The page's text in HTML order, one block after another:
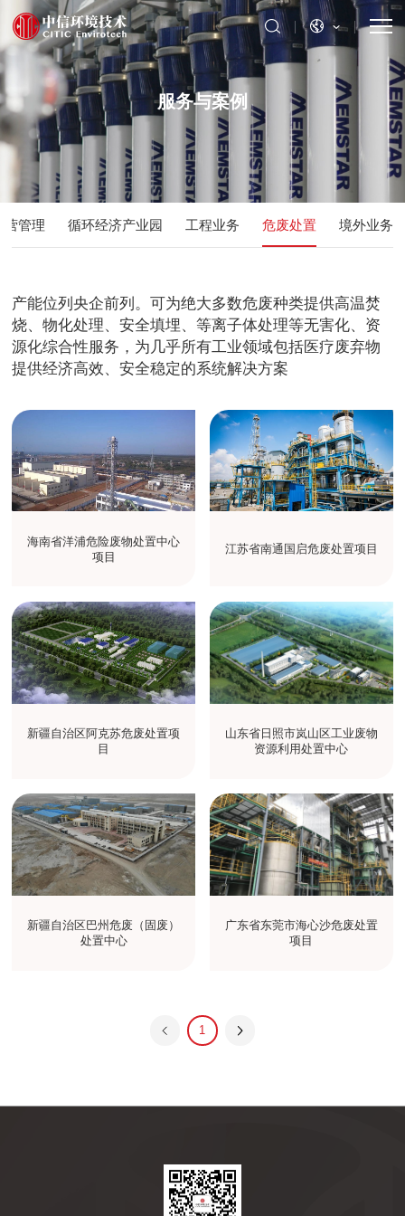
服务与案例
营管理 循环经济产业园 工程业务 危废处置 境外业务
产能位列央企前列。可为绝大多数危废种类提供高温焚
烧、物化处理、安全填埋、等离子体处理等无害化、资
源化综合性服务，为几乎所有工业领域包括医疗废弃物
提供经济高效、安全稳定的系统解决方案
海南省洋浦危险废物处置中心
项目
江苏省南通国启危废处置项目
新疆自治区阿克苏危废处置项
目
山东省日照市岚山区工业废物
资源利用处置中心
新疆自治区巴州危废（固废）
处置中心
广东省东莞市海心沙危废处置
项目
1